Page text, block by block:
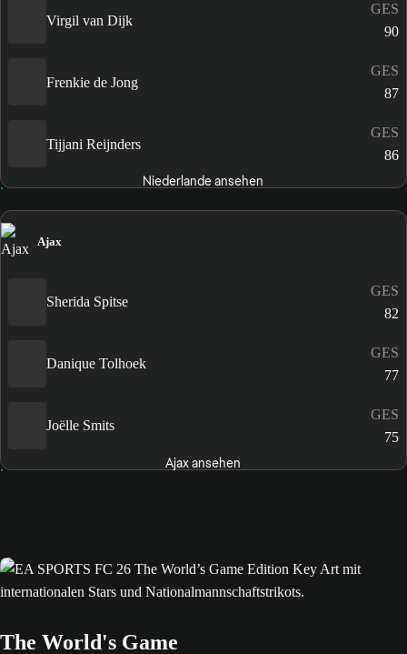
Virgil van Dijk
GES
90
Frenkie de Jong
GES
87
Tijjani Reijnders
GES
86
Niederlande ansehen
Ajax
Sherida Spitse
GES
82
Danique Tolhoek
GES
77
Joëlle Smits
GES
75
Ajax ansehen
The World's Game